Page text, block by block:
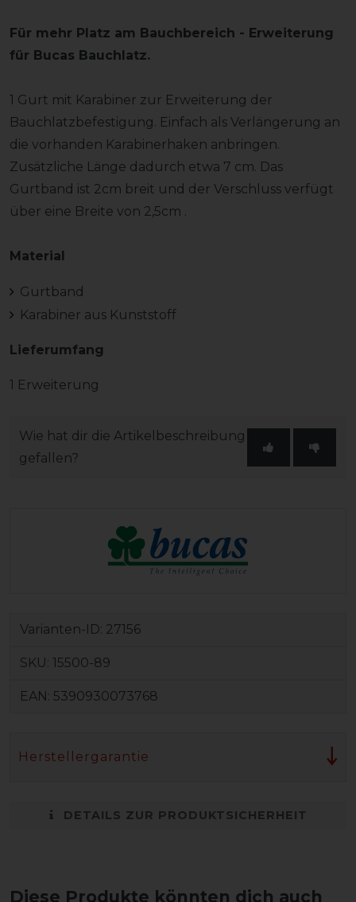
Für mehr Platz am Bauchbereich - Erweiterung
für Bucas Bauchlatz.
1 Gurt mit Karabiner zur Erweiterung der
Bauchlatzbefestigung. Einfach als Verlängerung an
die vorhanden Karabinerhaken anbringen.
Zusätzliche Länge dadurch etwa 7 cm. Das
Gurtband ist 2cm breit und der Verschluss verfügt
über eine Breite von 2,5cm .
Material
Gurtband
Karabiner aus Kunststoff
Lieferumfang
1 Erweiterung
Wie hat dir die Artikelbeschreibung
gefallen?
Varianten-ID: 27156
SKU: 15500-89
EAN: 5390930073768
Herstellergarantie
DETAILS ZUR PRODUKTSICHERHEIT
Diese Produkte könnten dich auch